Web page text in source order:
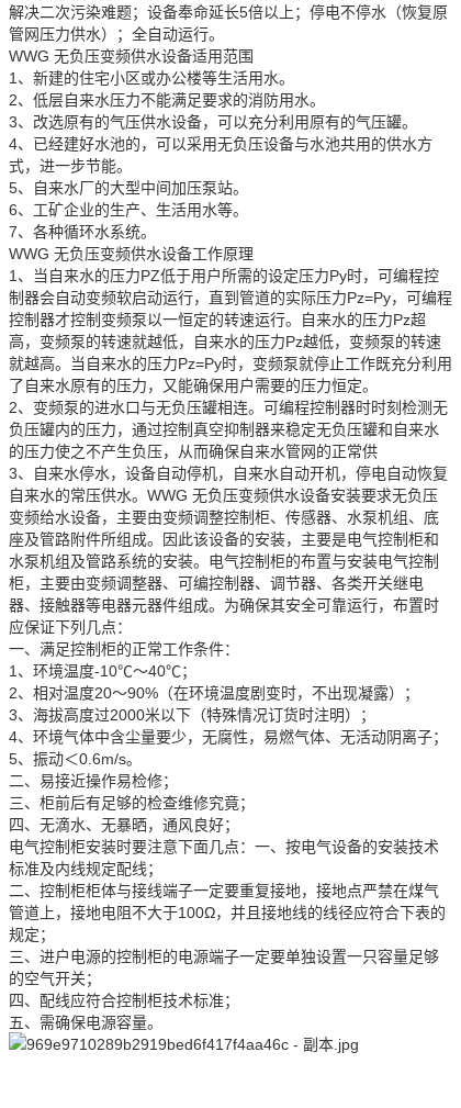
解决二次污染难题；设备奉命延长5倍以上；停电不停水（恢复原
管网压力供水）；全自动运行。
WWG 无负压变频供水设备适用范围
1、新建的住宅小区或办公楼等生活用水。
2、低层自来水压力不能满足要求的消防用水。
3、改选原有的气压供水设备，可以充分利用原有的气压罐。
4、已经建好水池的，可以采用无负压设备与水池共用的供水方
式，进一步节能。
5、自来水厂的大型中间加压泵站。
6、工矿企业的生产、生活用水等。
7、各种循环水系统。
WWG 无负压变频供水设备工作原理
1、当自来水的压力PZ低于用户所需的设定压力Py时，可编程控
制器会自动变频软启动运行，直到管道的实际压力Pz=Py，可编程
控制器才控制变频泵以一恒定的转速运行。自来水的压力Pz超
高，变频泵的转速就越低，自来水的压力Pz越低，变频泵的转速
就越高。当自来水的压力Pz=Py时，变频泵就停止工作既充分利用
了自来水原有的压力，又能确保用户需要的压力恒定。
2、变频泵的进水口与无负压罐相连。可编程控制器时时刻检测无
负压罐内的压力，通过控制真空抑制器来稳定无负压罐和自来水
的压力使之不产生负压，从而确保自来水管网的正常供
3、自来水停水，设备自动停机，自来水自动开机，停电自动恢复
自来水的常压供水。WWG 无负压变频供水设备安装要求无负压
变频给水设备，主要由变频调整控制柜、传感器、水泵机组、底
座及管路附件所组成。因此该设备的安装，主要是电气控制柜和
水泵机组及管路系统的安装。电气控制柜的布置与安装电气控制
柜，主要由变频调整器、可编控制器、调节器、各类开关继电
器、接触器等电器元器件组成。为确保其安全可靠运行，布置时
应保证下列几点：
一、满足控制柜的正常工作条件：
1、环境温度-10℃～40℃；
2、相对温度20～90%（在环境温度剧变时，不出现凝露）；
3、海拔高度过2000米以下（特殊情况订货时注明）；
4、环境气体中含尘量要少，无腐性，易燃气体、无活动阴离子；
5、振动＜0.6m/s。
二、易接近操作易检修；
三、柜前后有足够的检查维修究竟；
四、无滴水、无暴晒，通风良好；
电气控制柜安装时要注意下面几点：一、按电气设备的安装技术
标准及内线规定配线；
二、控制柜柜体与接线端子一定要重复接地，接地点严禁在煤气
管道上，接地电阻不大于100Ω，并且接地线的线径应符合下表的
规定；
三、进户电源的控制柜的电源端子一定要单独设置一只容量足够
的空气开关；
四、配线应符合控制柜技术标准；
五、需确保电源容量。